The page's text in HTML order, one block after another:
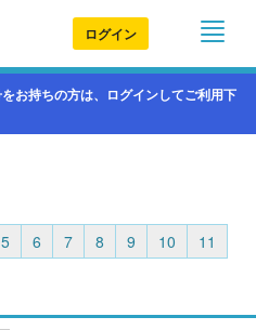
ログイン
お持ちの方は、ログインしてご利用下
5 6 7 8 9 10
11